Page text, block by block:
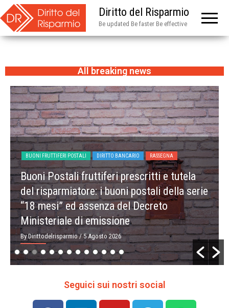
Diritto del Risparmio
Be updated Be faster Be effective
All breaking news
BUONI FRUTTIFERI POSTALI DIRITTO BANCARIO RASSEGNA
Buoni Postali fruttiferi prescritti e tutela
del risparmiatore: i buoni postali della serie
“18 mesi” ed assenza del Decreto
Ministeriale di emissione
By Dirittodelrisparmio/ 5 Agosto 2026
Seguici sui nostri social